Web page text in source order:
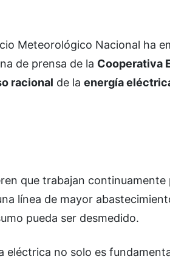
Meteorológico Nacional ha
de prensa de la Cooperativa
racional de la energía
que trabajan
línea de mayor
pueda ser desmedido.
eléctrica no solo es